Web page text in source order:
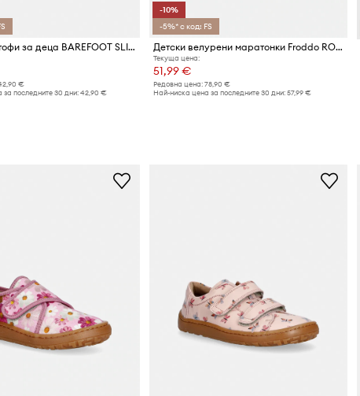
Froddo пантофи за деца BAREFOOT SLIPPERS
€
последните 30 дни: 42,90 €
-10%
-5%* с код: FS
Детски велурени маратонки Froddo ROSARIO
Текуща цена:
51,99 €
Редовна цена: 78,90 €
Най-ниска цена за последните 30 дни: 57,99 €